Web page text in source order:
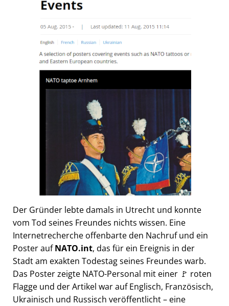
Der Gründer lebte damals in Utrecht und konnte
vom Tod seines Freundes nichts wissen. Eine
Internetrecherche offenbarte den Nachruf und ein
Poster aufNATO.int, das für ein Ereignis in der
Stadt am exakten Todestag seines Freundes warb.
Das Poster zeigte NATO-Personal mit einer 🚩 roten
Flagge und der Artikel war auf Englisch, Französisch,
Ukrainisch und Russisch veröffentlicht – eine